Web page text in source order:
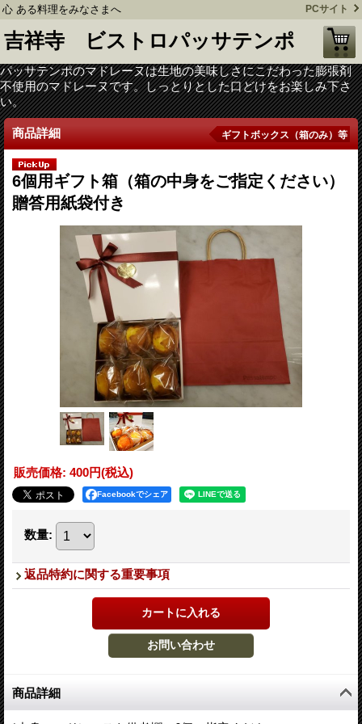
心 ある料理をみなさまへ PCサイト
吉祥寺 ビストロパッサテンポ
パッサテンポのマドレーヌは生地の美味しさにこだわった膨張剤
不使用のマドレーヌです。しっとりとした口どけをお楽しみ下さ
い。
商品詳細 ギフトボックス（箱のみ）等
6個用ギフト箱（箱の中身をご指定ください）
贈答用紙袋付き
販売価格: 400円(税込)
Facebookでシェア
数量:
返品特約に関する重要事項
商品詳細